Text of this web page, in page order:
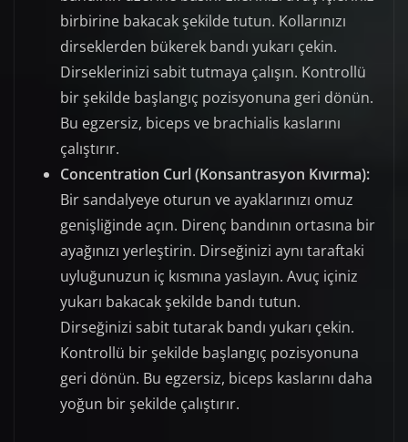
birbirine bakacak şekilde tutun. Kollarınızı
dirseklerden bükerek bandı yukarı çekin.
Dirseklerinizi sabit tutmaya çalışın. Kontrollü
bir şekilde başlangıç pozisyonuna geri dönün.
Bu egzersiz, biceps ve brachialis kaslarını
çalıştırır.
Concentration Curl (Konsantrasyon Kıvırma):
Bir sandalyeye oturun ve ayaklarınızı omuz
genişliğinde açın. Direnç bandının ortasına bir
ayağınızı yerleştirin. Dirseğinizi aynı taraftaki
uyluğunuzun iç kısmına yaslayın. Avuç içiniz
yukarı bakacak şekilde bandı tutun.
Dirseğinizi sabit tutarak bandı yukarı çekin.
Kontrollü bir şekilde başlangıç pozisyonuna
geri dönün. Bu egzersiz, biceps kaslarını daha
yoğun bir şekilde çalıştırır.